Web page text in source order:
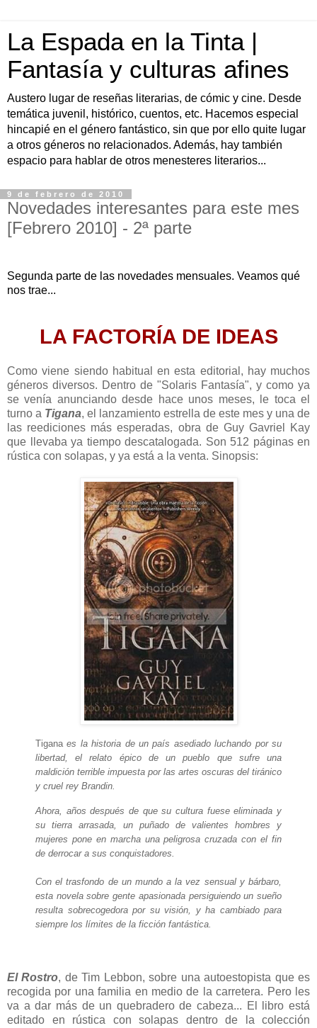
La Espada en la Tinta |
Fantasía y culturas afines
Austero lugar de reseñas literarias, de cómic y cine. Desde
temática juvenil, histórico, cuentos, etc. Hacemos especial
hincapié en el género fantástico, sin que por ello quite lugar
a otros géneros no relacionados. Además, hay también
espacio para hablar de otros menesteres literarios...
9 de febrero de 2010
Novedades interesantes para este mes
[Febrero 2010] - 2ª parte
Segunda parte de las novedades mensuales. Veamos qué
nos trae...
LA FACTORÍA DE IDEAS
Como viene siendo habitual en esta editorial, hay muchos
géneros diversos. Dentro de "Solaris Fantasía", y como ya
se venía anunciando desde hace unos meses, le toca el
turno a Tigana, el lanzamiento estrella de este mes y una de
las reediciones más esperadas, obra de Guy Gavriel Kay
que llevaba ya tiempo descatalogada. Son 512 páginas en
rústica con solapas, y ya está a la venta. Sinopsis:
Tigana es la historia de un país asediado luchando por su
libertad, el relato épico de un pueblo que sufre una
maldición terrible impuesta por las artes oscuras del tiránico
y cruel rey Brandin.
Ahora, años después de que su cultura fuese eliminada y
su tierra arrasada, un puñado de valientes hombres y
mujeres pone en marcha una peligrosa cruzada con el fin
de derrocar a sus conquistadores.
Con el trasfondo de un mundo a la vez sensual y bárbaro,
esta novela sobre gente apasionada persiguiendo un sueño
resulta sobrecogedora por su visión, y ha cambiado para
siempre los límites de la ficción fantástica.
El Rostro, de Tim Lebbon, sobre una autoestopista que es
recogida por una familia en medio de la carretera. Pero les
va a dar más de un quebradero de cabeza... El libro está
editado en rústica con solapas dentro de la colección